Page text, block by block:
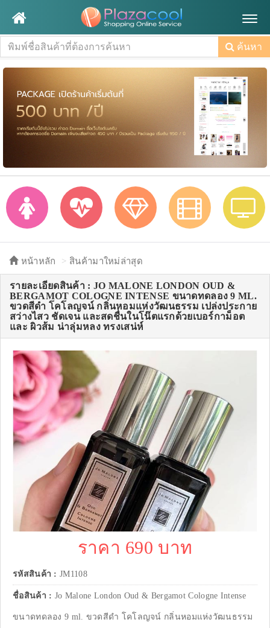
ค้นหา
หน้าหลัก สินค้ามาใหม่ล่าสุด
รายละเอียดสินค้า : JO MALONE LONDON OUD &
BERGAMOT COLOGNE INTENSE ขนาดทดลอง 9 ML.
ขวดสีดำ โคโลญจน์ กลิ่นหอมแห่งวัฒนธรรม เปล่งประกาย
สว่างไสว ชัดเจน และสดชื่นในโน๊ตแรกด้วยเบอร์กาม็อต
และ ผิวส้ม น่าลุ่มหลง ทรงเสน่ห์
ราคา 690 บาท
รหัสสินค้า : JM1108
ชื่อสินค้า : Jo Malone London Oud & Bergamot Cologne Intense
ขนาดทดลอง 9 ml. ขวดสีดำ โคโลญจน์ กลิ่นหอมแห่งวัฒนธรรม